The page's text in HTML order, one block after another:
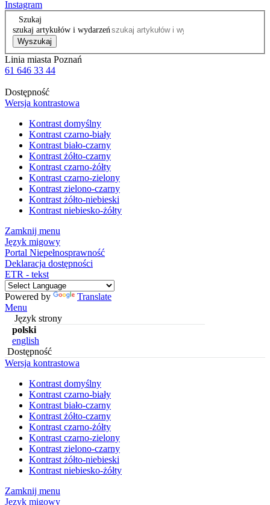
Instagram
Szukaj
szukaj artykułów i wydarzeń
Wyszukaj
Linia miasta Poznań
61 646 33 44
Dostępność
Wersja kontrastowa
Kontrast domyślny
Kontrast czarno-biały
Kontrast biało-czarny
Kontrast żółto-czarny
Kontrast czarno-żółty
Kontrast czarno-zielony
Kontrast zielono-czarny
Kontrast żółto-niebieski
Kontrast niebiesko-żółty
Zamknij menu
Język migowy
Portal Niepełnosprawność
Deklaracja dostępności
ETR - tekst
Powered by
Translate
Menu
Język strony
polski
english
Dostępność
Wersja kontrastowa
Kontrast domyślny
Kontrast czarno-biały
Kontrast biało-czarny
Kontrast żółto-czarny
Kontrast czarno-żółty
Kontrast czarno-zielony
Kontrast zielono-czarny
Kontrast żółto-niebieski
Kontrast niebiesko-żółty
Zamknij menu
Język migowy